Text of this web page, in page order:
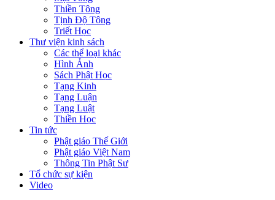
Thiền Tông
Tịnh Độ Tông
Triết Học
Thư viện kinh sách
Các thể loại khác
Hình Ảnh
Sách Phật Học
Tạng Kinh
Tạng Luận
Tạng Luật
Thiền Học
Tin tức
Phật giáo Thế Giới
Phật giáo Việt Nam
Thông Tin Phật Sư
Tổ chức sự kiện
Video